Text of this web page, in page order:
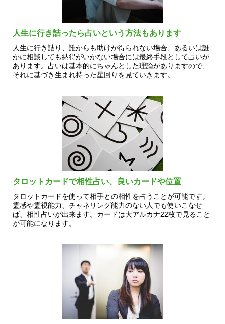
人生に行き詰ったら占いという方法もあります
人生に行き詰り、誰からも助けが得られない場合、あるいは誰
かに相談しても納得がいかない場合には最終手段として占いが
あります。占いは基本的にちゃんとした理論がありますので、
それに基づき生まれ持った星回りを見ていきます。
タロットカードで相性占い、良いカードや位置
タロットカードを使って相手との相性を占うことが可能です。
霊感や霊視能力、チャネリング能力のない人でも使いこなせ
ば、相性占いが出来ます。カードは大アルカナ22枚で見ること
が可能になります。